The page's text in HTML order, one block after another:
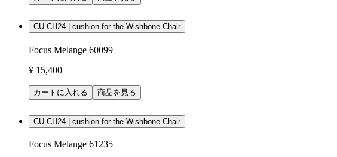
CU CH24 | cushion for the Wishbone Chair
Focus Melange 60099
¥ 15,400
カートに入れる 商品を見る
CU CH24 | cushion for the Wishbone Chair
Focus Melange 61235